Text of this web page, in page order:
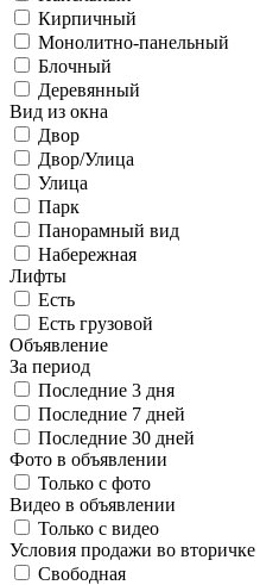
Кирпичный
Монолитно-панельный
Блочный
Деревянный
Вид из окна
Двор
Двор/Улица
Улица
Парк
Панорамный вид
Набережная
Лифты
Есть
Есть грузовой
Объявление
За период
Последние 3 дня
Последние 7 дней
Последние 30 дней
Фото в объявлении
Только с фото
Видео в объявлении
Только с видео
Условия продажи во вторичке
Свободная